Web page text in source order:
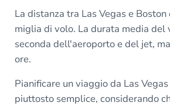
La distanza tra Las Vegas e
miglia di volo. La durata media del
seconda dell'aeroporto e del jet,
ore.
Pianificare un viaggio da Las
piuttosto semplice, considerando